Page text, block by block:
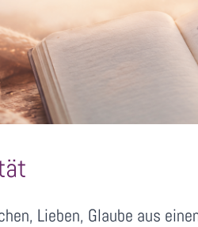
Lieben, Glaube aus